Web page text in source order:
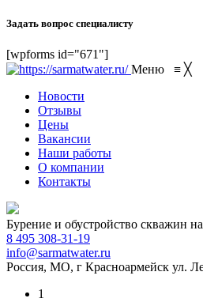
Задать вопрос специалисту
[wpforms id="671"]
Меню ≡ ╳
Новости
Отзывы
Цены
Вакансии
Наши работы
О компании
Контакты
Бурение и обустройство скважин
8 495 308-31-19
info@sarmatwater.ru
Россия, МО, г Красноармейск ул.
1